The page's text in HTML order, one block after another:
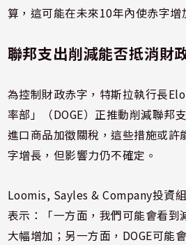
算，這可能在未來10年內使赤字增
聯邦支出削減能否抵消財
為控制財政赤字，特斯拉執行長
率部」（DOGE）正推動削減聯邦
進口商品加徵關稅，這些措施或許
字增長，但影響力仍不確定。
Loomis, Sayles & Company投資
表示：「一方面，我們可能會看到
大幅增加；另一方面，DOGE可能